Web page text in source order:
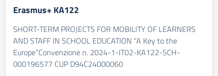
Erasmus+ KA122
SHORT-TERM PROJECTS FOR MOBILITY OF LEARNERS
AND STAFF IN SCHOOL EDUCATION “A Key to the
Europe”Convenzione n. 2024-1-IT02-KA122-SCH-
000196577 CUP D94C24000060